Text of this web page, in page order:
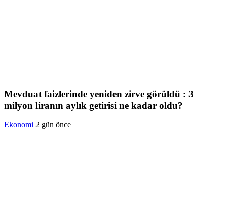
Mevduat faizlerinde yeniden zirve görüldü : 3
milyon liranın aylık getirisi ne kadar oldu?
Ekonomi 2 gün önce